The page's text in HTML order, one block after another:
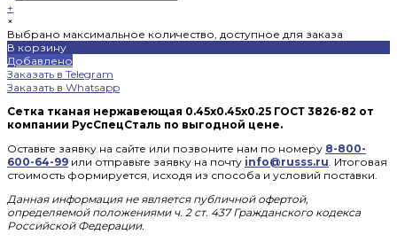
+
×
Выбрано максимальное количество, доступное для заказа
В корзину
Добавлено
Заказать в Telegram
Заказать в Whatsapp
Сетка тканая нержавеющая 0.45x0.45x0.25 ГОСТ 3826-82 от
компании РусСпецСталь по выгодной цене.
Оставьте заявку на сайте или позвоните нам по номеру 8-800-
600-64-99 или отправьте заявку на почту info@russs.ru. Итоговая
стоимость формируется, исходя из способа и условий поставки.
Данная информация не является публичной офертой,
определяемой положениями ч. 2 ст. 437 Гражданского кодекса
Российской Федерации.